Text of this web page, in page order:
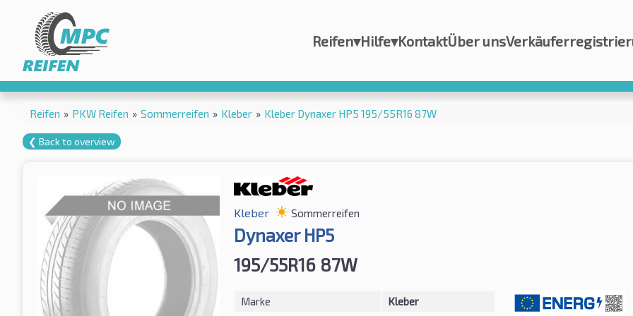
Reifen▾Hilfe▾KontaktÜber uns
Reifen » PKW Reifen » Sommerreifen » Kleber » Kleber Dynaxer HP5 195/55R16 87W
❮ Back to overview
Kleber Sommerreifen
Dynaxer HP5
195/55R16 87W
Marke Kleber